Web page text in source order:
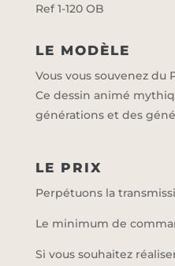
Ref 1-120 OB
LE MODÈLE
Vous vous souvenez du
Ce dessin animé
générations et des
LE PRIX
Perpétuons la
Le minimum de
Si vous souhaitez